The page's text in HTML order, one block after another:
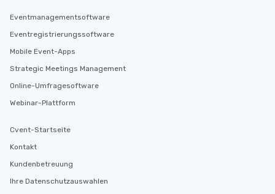
Eventmanagementsoftware
Eventregistrierungssoftware
Mobile Event-Apps
Strategic Meetings Management
Online-Umfragesoftware
Webinar-Plattform
Cvent-Startseite
Kontakt
Kundenbetreuung
Ihre Datenschutzauswahlen